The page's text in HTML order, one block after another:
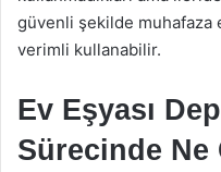
güvenli şekilde muhafaza
verimli kullanabilir.
Ev Eşyası
Sürecinde